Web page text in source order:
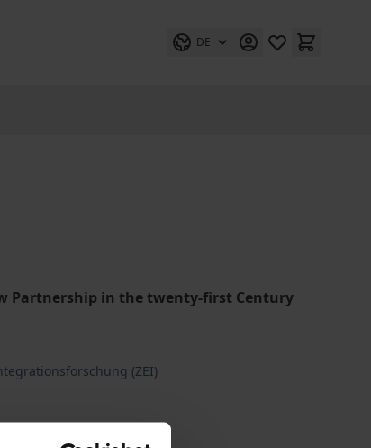
DE
Partnership in the twenty-first Century
(ZEI)